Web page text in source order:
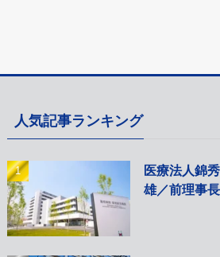
人気記事ランキング
医療法人錦
雄／前理事